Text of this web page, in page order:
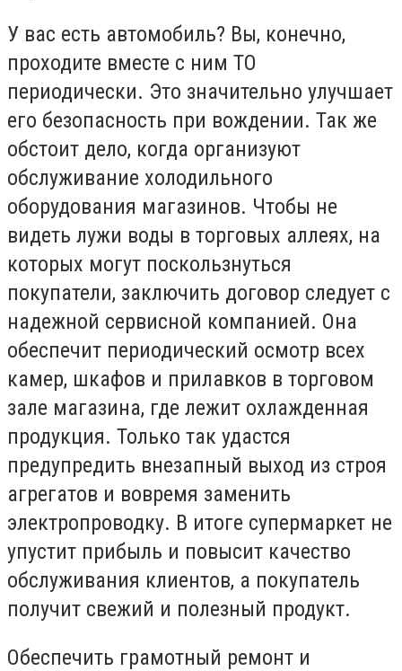
У вас есть автомобиль? Вы, конечно,
проходите вместе с ним ТО
периодически. Это значительно улучшает
его безопасность при вождении. Так же
обстоит дело, когда организуют
обслуживание холодильного
оборудования магазинов. Чтобы не
видеть лужи воды в торговых аллеях, на
которых могут поскользнуться
покупатели, заключить договор следует с
надежной сервисной компанией. Она
обеспечит периодический осмотр всех
камер, шкафов и прилавков в торговом
зале магазина, где лежит охлажденная
продукция. Только так удастся
предупредить внезапный выход из строя
агрегатов и вовремя заменить
электропроводку. В итоге супермаркет не
упустит прибыль и повысит качество
обслуживания клиентов, а покупатель
получит свежий и полезный продукт.
Обеспечить грамотный ремонт и